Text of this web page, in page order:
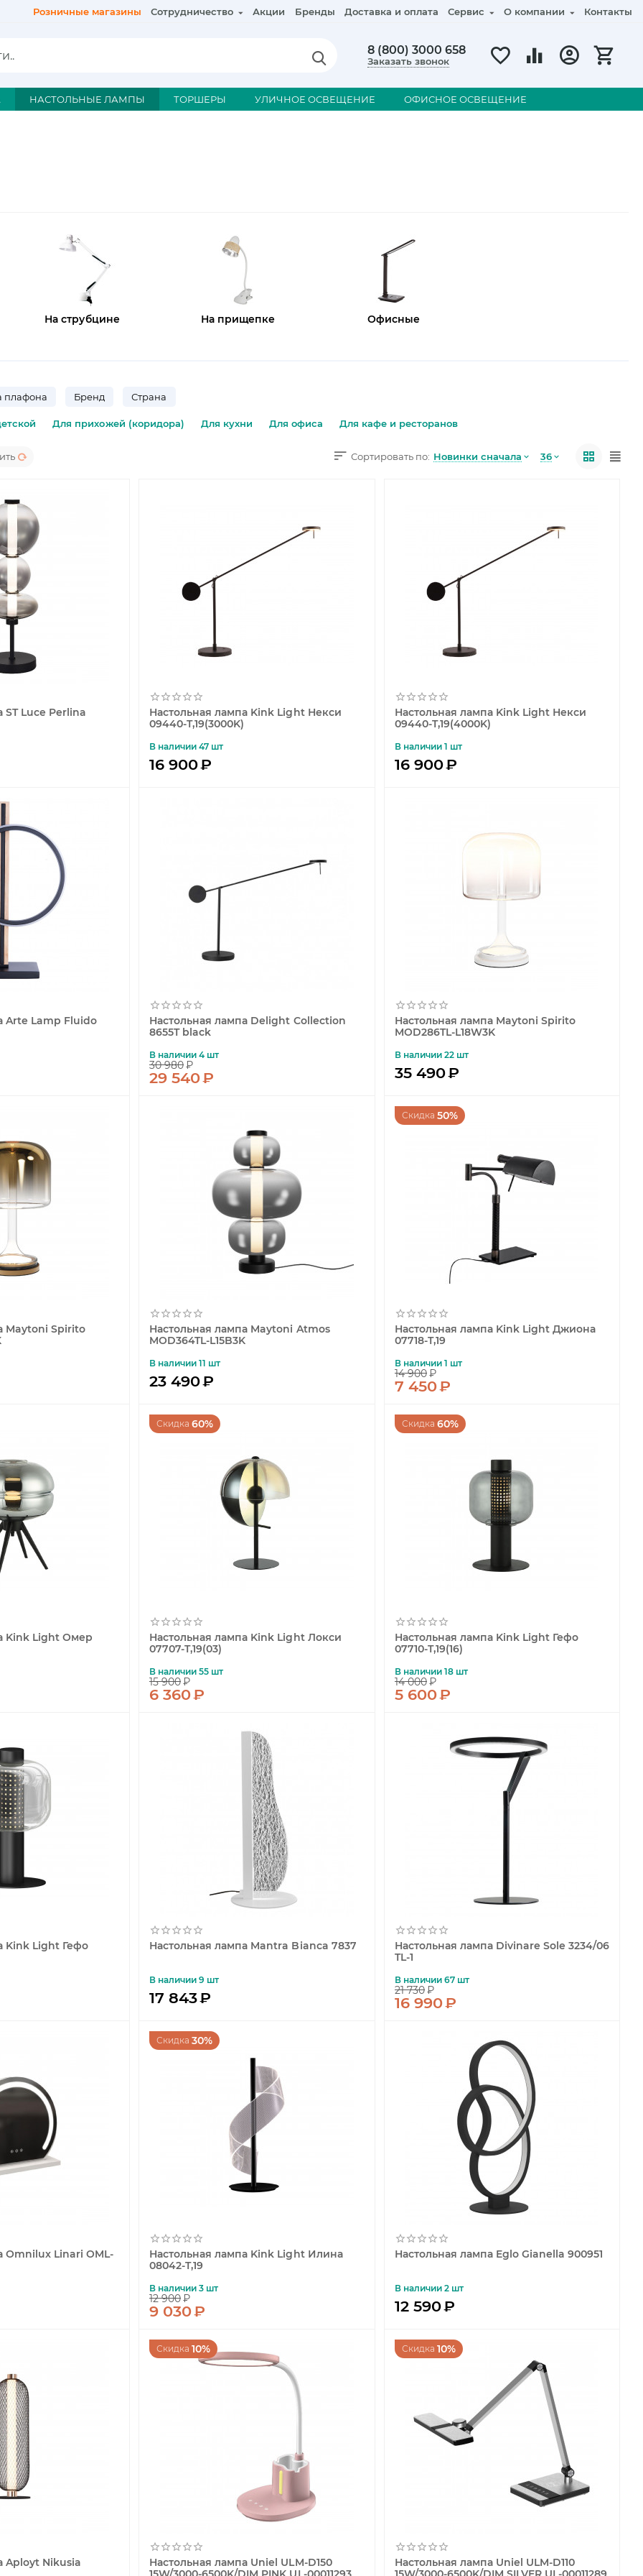
Розничные магазины Сотрудничество Акции Бренды Доставка и оплата Сервис О компании Контакты
8 (800) 3000 658
Заказать звонок
НАСТОЛЬНЫЕ ЛАМПЫ ТОРШЕРЫ УЛИЧНОЕ ОСВЕЩЕНИЕ ОФИСНОЕ ОСВЕЩЕНИЕ
На струбцине На прищепке Офисные
плафона Бренд Страна
Для прихожей (коридора) Для кухни Для офиса Для кафе и ресторанов
Сортировать по: Новинки сначала 36
ST Luce Perlina
Настольная лампа Kink Light Некси
09440-T,19(3000K)
В наличии 47 шт
16 900₽
Настольная лампа Kink Light Некси
09440-T,19(4000K)
В наличии 1 шт
16 900₽
Arte Lamp Fluido
Настольная лампа Delight Collection
8655T black
В наличии 4 шт
30 980₽
29 540₽
Настольная лампа Maytoni Spirito
MOD286TL-L18W3K
В наличии 22 шт
35 490₽
Maytoni Spirito
Настольная лампа Maytoni Atmos
MOD364TL-L15B3K
В наличии 11 шт
23 490₽
Скидка 50%
Настольная лампа Kink Light Джиона
07718-T,19
В наличии 1 шт
14 900₽
7 450₽
Kink Light Омер
Скидка 60%
Настольная лампа Kink Light Локси
07707-T,19(03)
В наличии 55 шт
15 900₽
6 360₽
Скидка 60%
Настольная лампа Kink Light Гефо
07710-T,19(16)
В наличии 18 шт
14 000₽
5 600₽
Kink Light Гефо
Настольная лампа Mantra Bianca 7837
В наличии 9 шт
17 843₽
Настольная лампа Divinare Sole 3234/06
TL-1
В наличии 67 шт
21 730₽
16 990₽
Omnilux Linari OML-
Скидка 30%
Настольная лампа Kink Light Илина
08042-T,19
В наличии 3 шт
12 900₽
9 030₽
Настольная лампа Eglo Gianella 900951
В наличии 2 шт
12 590₽
Aployt Nikusia
Скидка 10%
Настольная лампа Uniel ULM-D150
Скидка 10%
Настольная лампа Uniel ULM-D110